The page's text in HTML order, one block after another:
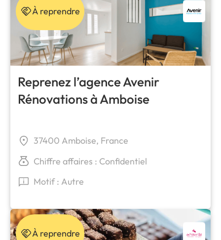
À reprendre
Reprenez l’agence Avenir
Rénovations à Amboise
37400 Amboise, France
Chiffre affaires : Confidentiel
Motif : Autre
À reprendre